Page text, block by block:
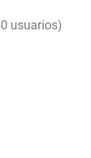
usuarios)